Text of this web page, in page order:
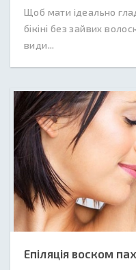
Щоб мати ідеально
бікіні без зайвих
види...
Епіляція воском